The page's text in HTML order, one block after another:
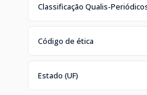
Classificação Qualis-
Código de ética
Estado (UF)